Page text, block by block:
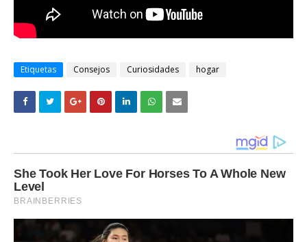
Etiquetas Consejos Curiosidades hogar